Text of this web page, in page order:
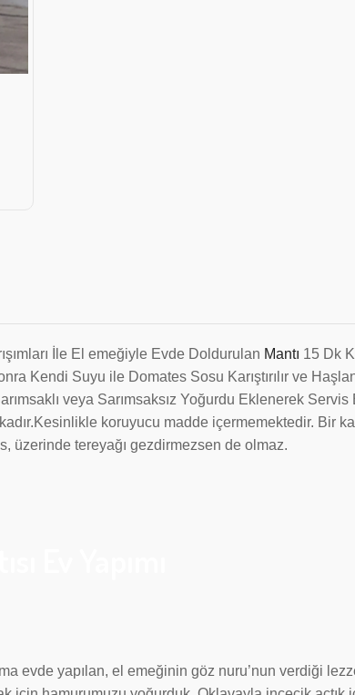
İle El emeğiyle Evde Doldurulan Mantı 15 Dk
Kendi Suyu ile Domates Sosu Karıştırılır ve
veya Sarımsaksız Yoğurdu Eklenerek Servis
koruyucu madde içermemektedir. Bir
üzerinde tereyağı gezdirmezsen de olmaz.
evde yapılan, el emeğinin göz nuru’nun verdiği